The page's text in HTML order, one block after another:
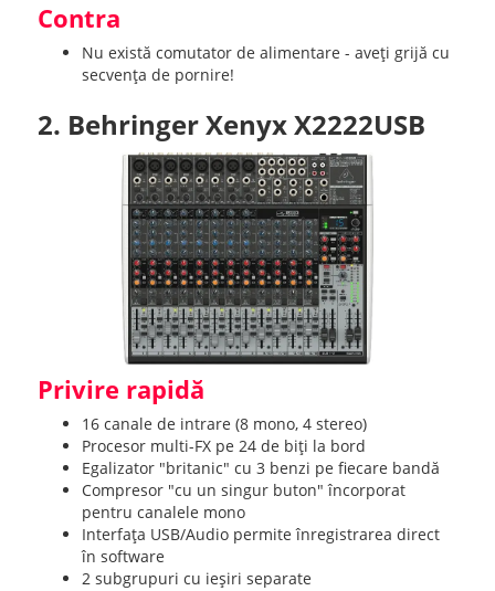
Contra
Nu există comutator de alimentare - aveți grijă cu
secvența de pornire!
2. Behringer Xenyx X2222USB
Privire rapidă
16 canale de intrare (8 mono, 4 stereo)
Procesor multi-FX pe 24 de biți la bord
Egalizator "britanic" cu 3 benzi pe fiecare bandă
Compresor "cu un singur buton" încorporat
pentru canalele mono
Interfața USB/Audio permite înregistrarea direct
în software
2 subgrupuri cu ieșiri separate